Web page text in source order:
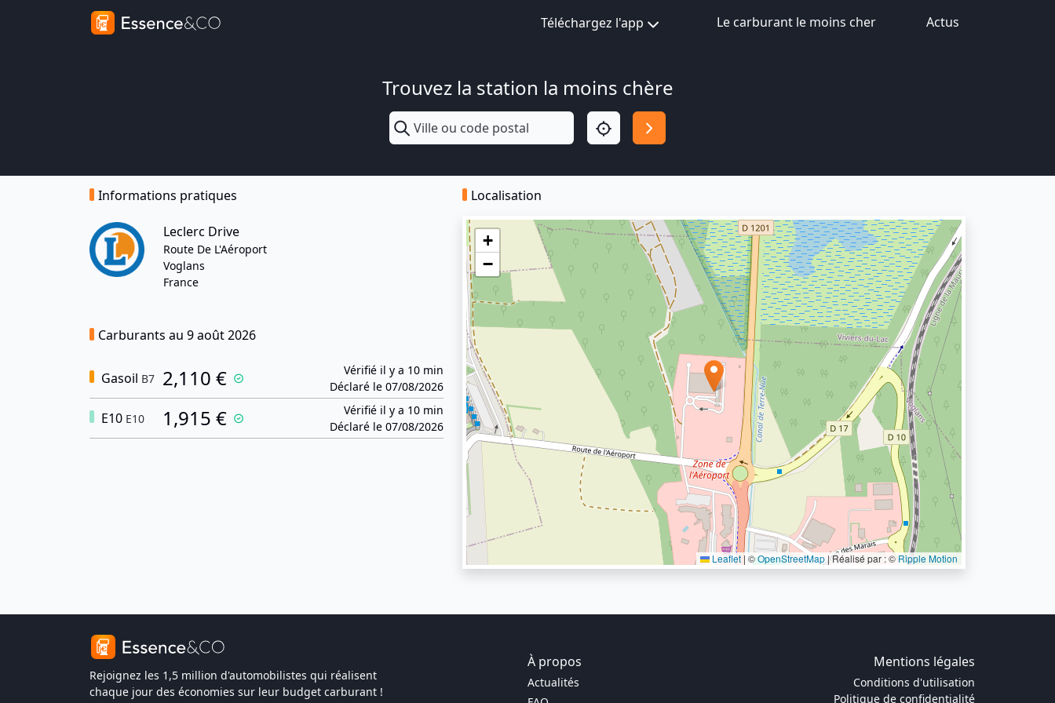
Téléchargez l'app Le carburant le moins cher Actus
Trouvez la station la moins chère
Informations pratiques
Leclerc Drive
Route De L'Aéroport
Voglans
France
Carburants au 9 août 2026
Gasoil B7 2,110 €
Vérifié il y a 10 min
Déclaré le 07/08/2026
E10 E10 1,915 €
Vérifié il y a 10 min
Déclaré le 07/08/2026
Localisation
+
−
Leaflet | ©OpenStreetMap| Réalisé par : ©Ripple Motion
Rejoignez les 1,5 million d'automobilistes qui réalisent
chaque jour des économies sur leur budget carburant !
À propos Mentions légales
Actualités
Conditions d'utilisation
Politique de confidentialité